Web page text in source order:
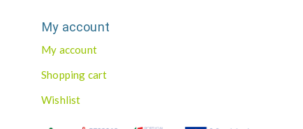
My account
My account
Shopping cart
Wishlist